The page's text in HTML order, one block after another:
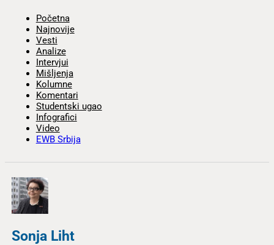
Početna
Najnovije
Vesti
Analize
Intervjui
Mišljenja
Kolumne
Komentari
Studentski ugao
Infografici
Video
EWB Srbija
Sonja Liht